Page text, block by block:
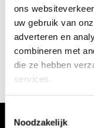
ons
uw gebruik van
adverteren en
combineren met
die ze hebben
services.
Noodzakelijk
Er is iets moois in
gebouwd